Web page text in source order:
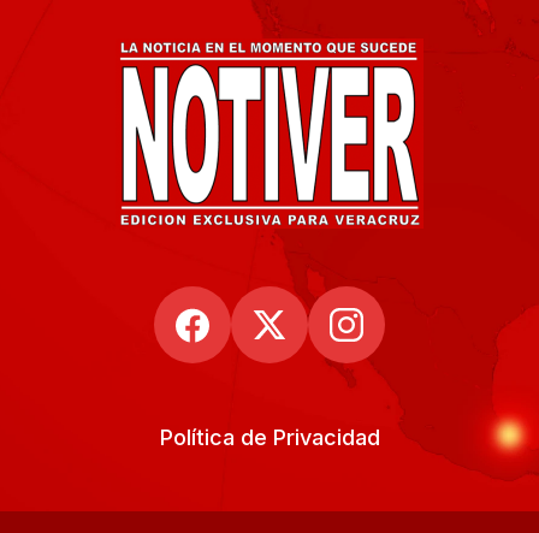
Política de Privacidad